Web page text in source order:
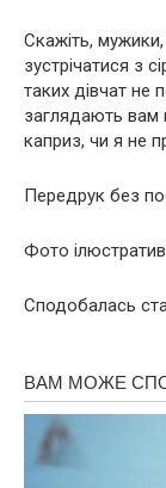
Скажіть, мужики,
зустрічатися з
таких дівчат не
заглядають вам
каприз, чи я не
Передрук без
Фото
Сподобалась